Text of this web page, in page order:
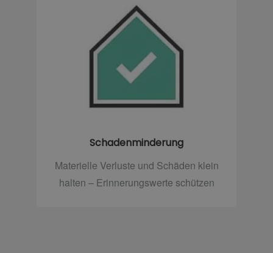
Schadenminderung
Materielle Verluste und Schäden klein
halten – Erinnerungswerte schützen